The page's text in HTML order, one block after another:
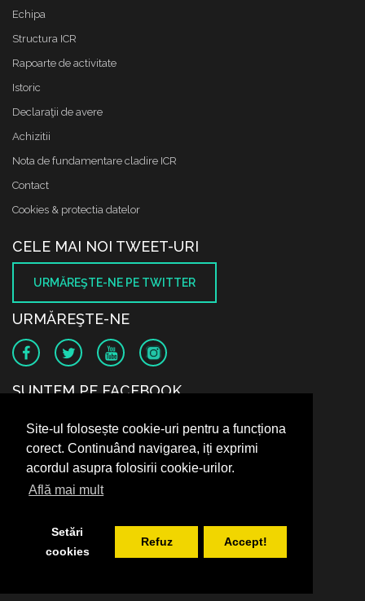
Site-ul folosește cookie-uri pentru a funcționa
corect. Continuând navigarea, iți exprimi
acordul asupra folosirii cookie-urilor.
Află mai mult
Setări
cookies
Refuz Accept!
Echipa
Structura ICR
Rapoarte de activitate
Istoric
Declaraţii de avere
Achizitii
Nota de fundamentare cladire ICR
Contact
Cookies & protectia datelor
CELE MAI NOI TWEET-URI
URMĂREŞTE-NE PE TWITTER
URMĂREŞTE-NE
SUNTEM PE FACEBOOK